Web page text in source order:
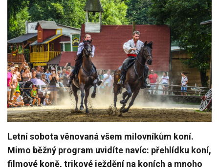
Letní sobota věnovaná všem milovníkům koní.
Mimo běžný program uvidíte navíc: přehlídku koní,
filmové koně, trikové ježdění na koních a mnoho